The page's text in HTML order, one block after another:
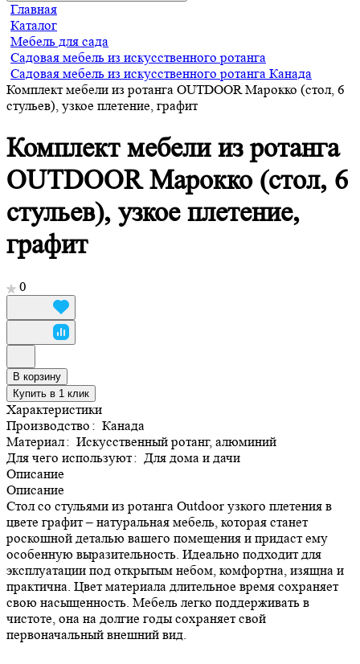
Главная
Каталог
Мебель для сада
Садовая мебель из искусственного ротанга
Садовая мебель из искусственного ротанга Канада
Комплект мебели из ротанга OUTDOOR Марокко (стол, 6
стульев), узкое плетение, графит
Комплект мебели из ротанга
OUTDOOR Марокко (стол, 6
стульев), узкое плетение,
графит
0
В корзину
Купить в 1 клик
Характеристики
Производство: Канада
Материал: Искусственный ротанг, алюминий
Для чего используют: Для дома и дачи
Описание
Описание
Стол со стульями из ротанга Outdoor узкого плетения в
цвете графит – натуральная мебель, которая станет
роскошной деталью вашего помещения и придаст ему
особенную выразительность. Идеально подходит для
эксплуатации под открытым небом, комфортна, изящна и
практична. Цвет материала длительное время сохраняет
свою насыщенность. Мебель легко поддерживать в
чистоте, она на долгие годы сохраняет свой
первоначальный внешний вид.